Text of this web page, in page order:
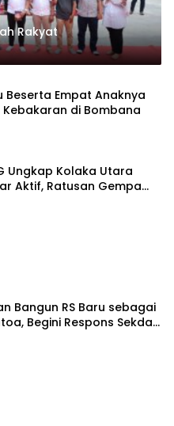
Rakyat
Beserta Empat Anaknya
di Bombana
Ungkap Kolaka Utara
Aktif, Ratusan Gempa
Bangun RS Baru sebagai
Begini Respons Sekda